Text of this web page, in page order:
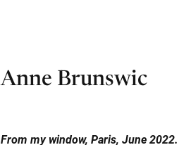
Anne Brunswic
From my window, Paris, June 2022.